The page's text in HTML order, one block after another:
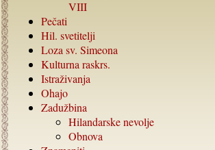
VIII
Pečati
Hil. svetitelji
Loza sv. Simeona
Kulturna raskrs.
Istraživanja
Ohajo
Zadužbina
Hilandarske nevolje
Obnova